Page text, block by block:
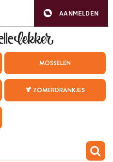
AANMELDEN
MOSSELEN
🍹 ZOMERDRANKJES